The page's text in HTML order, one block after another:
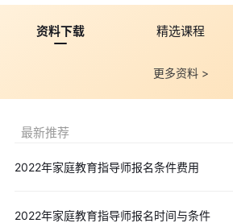
资料下载 精选课程
更多资料 >
最新推荐
2022年家庭教育指导师报名条件费用
2022年家庭教育指导师报名时间与条件